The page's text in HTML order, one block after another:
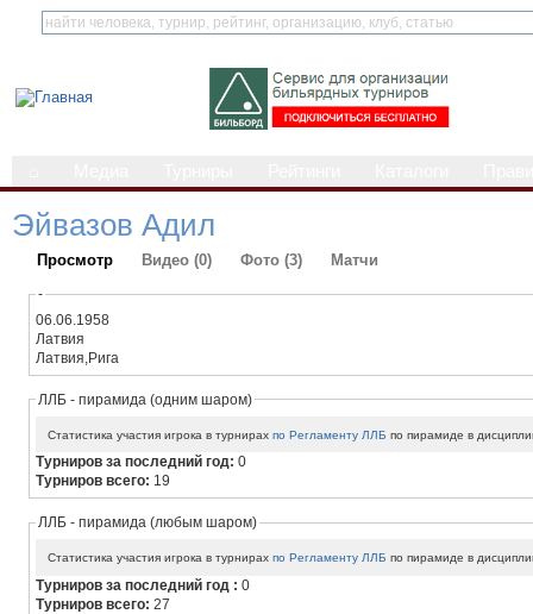
Эйвазов Адил
Просмотр Видео (0) Фото (3) Матчи
-
06.06.1958
Латвия
Латвия,Рига
ЛЛБ - пирамида (одним шаром)
Статистика участия игрока в турнирахпо Регламенту ЛЛБ по пирамиде в
Турниров за последний год:0
Турниров всего: 19
ЛЛБ - пирамида (любым шаром)
Статистика участия игрока в турнирахпо Регламенту ЛЛБ по пирамиде в
Турниров за последний год :0
Турниров всего:27